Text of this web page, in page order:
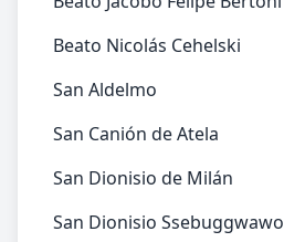
Beato Nicolás Cehelski
San Aldelmo
San Canión de Atela
San Dionisio de Milán
San Dionisio Ssebuggwawo